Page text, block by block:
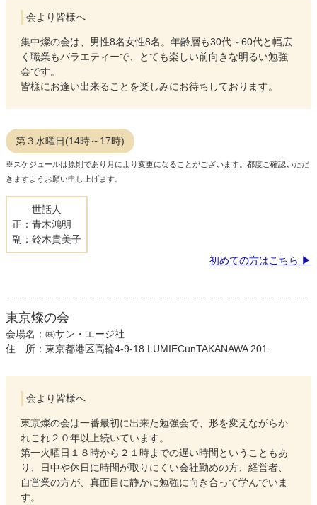
会より皆様へ
集中燦の会は、男性8名女性8名。年齢層も30代～60代と幅広
く職業もバラエティーで、とても楽しい前向きな明るい勉強
会です。
皆様にお逢い出来ることを楽しみにお待ちしております。
第３水曜日(14時～17時)
※スケジュールは原則であり月により変更になることがございます。都度ご確認いただ
きますようお願い申し上げます。
世話人
正：青木鴻明
副：鈴木貴美子
初めての方はこちら
東京燦の会
会場名：㈱サン・エージ社
住 所：東京都港区高輪4-9-18 LUMIECunTAKANAWA 201
会より皆様へ
東京燦の会は一番最初に出来た勉強会で、形を変えながらか
れこれ２０年以上続いています。
第一火曜日１８時から２１時までの遅い時間ということもあ
り、日中や休日に時間が取りにくい会社勤めの方、経営者、
自営業の方が、真面目に静かに勉強に向き合って学んでいま
す。